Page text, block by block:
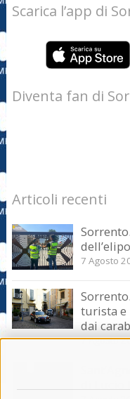
Scarica l’app di
Diventa fan di
Articoli recenti
7 Agosto
turista e
dai
7 Agosto